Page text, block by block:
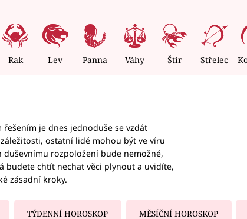
Rak Lev Panna Váhy Štír Střelec
je dnes jednoduše se vzdát
ostatní lidé mohou být ve víru
rozpoložení bude nemožné,
budete chtít nechat věci plynout a uvidíte,
zásadní kroky.
TÝDENNÍ HOROSKOP MĚSÍČNÍ HOROSKOP